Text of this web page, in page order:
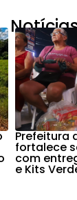
Prefeitura
fortalece
com
e Kits